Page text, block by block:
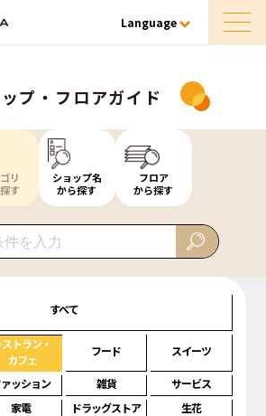
Language
プ・フロアガイド
リ
す
ショップ名
から探す
フロア
から探す
すべて
ストラン・
カフェ
フード スイーツ
ッション 雑貨
サービス
家電 ドラッグストア 生花